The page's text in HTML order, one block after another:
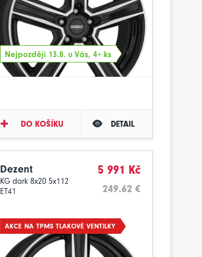
Nejpozději 13.8. u Vás, 4+ ks
DO KOŠÍKU DETAIL
Dezent
KG dark 8x20 5x112
ET41
5 991 Kč
249.62 €
AKCE NA TPMS TLAKOVÉ VENTILKY